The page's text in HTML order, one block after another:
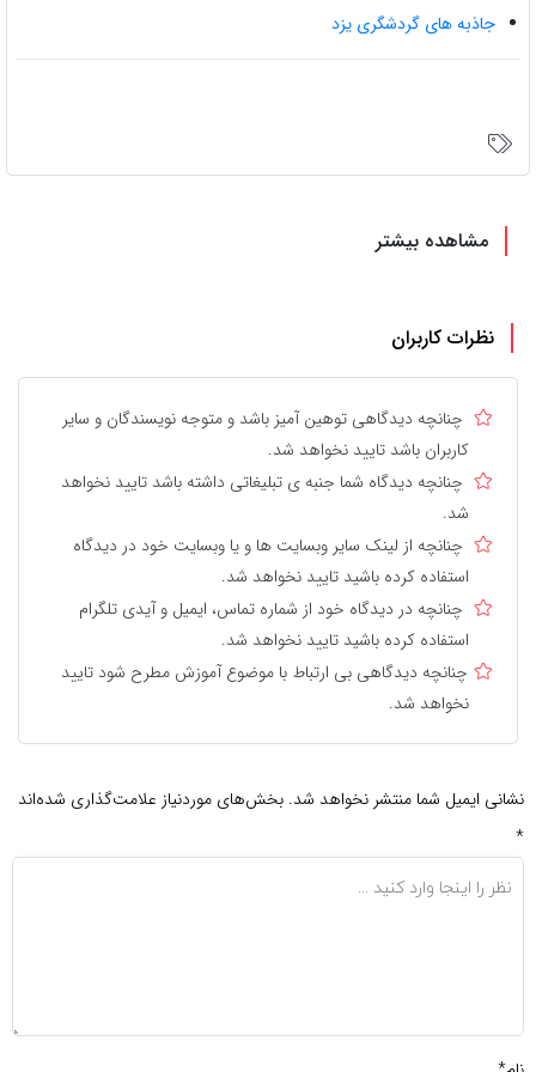
جاذبه های گردشگری یزد
مشاهده بیشتر
نظرات کاربران
چنانچه دیدگاهی توهین آمیز باشد و متوجه نویسندگان و سایر
کاربران باشد تایید نخواهد شد.
چنانچه دیدگاه شما جنبه ی تبلیغاتی داشته باشد تایید نخواهد
چنانچه از لینک سایر وبسایت ها و یا وبسایت خود در دیدگاه
استفاده کرده باشید تایید نخواهد شد.
چنانچه در دیدگاه خود از شماره تماس، ایمیل و آیدی تلگرام
استفاده کرده باشید تایید نخواهد شد.
چنانچه دیدگاهی بی ارتباط با موضوع آموزش مطرح شود تایید
نخواهد شد.
ایمیل شما منتشر نخواهد شد. بخش‌های موردنیاز علامت‌گذاری شده‌اند